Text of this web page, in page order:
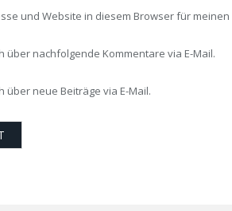
und Website in diesem Browser für
über nachfolgende Kommentare via E-Mail.
über neue Beiträge via E-Mail.